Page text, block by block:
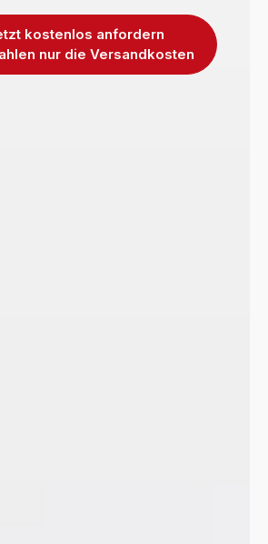
kostenlos anfordern
nur die Versandkosten